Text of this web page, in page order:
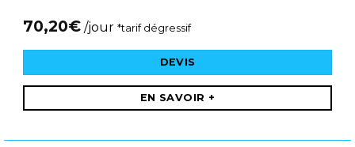
70,20€ /jour *tarif dégressif
DEVIS
EN SAVOIR +